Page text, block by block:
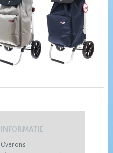
INFORMATIE
Over ons